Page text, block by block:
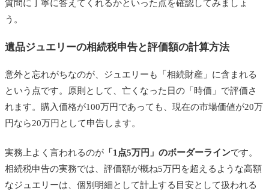
質問に丁寧に答えてくれるかといった点を確認してみましょ
う。
遺品ジュエリーの相続税申告と評価額の計算方法
意外と忘れがちなのが、ジュエリーも「相続財産」に含まれる
という点です。原則として、亡くなった日の「時価」で評価さ
れます。購入価格が100万円であっても、現在の市場価値が20万
円なら20万円として申告します。
実務上よく言われるのが 「1点5万円」のボーダーラインです。
相続税申告の実務では、評価額が概ね5万円を超えるような高額
なジュエリーは、個別明細として計上する目安として扱われる